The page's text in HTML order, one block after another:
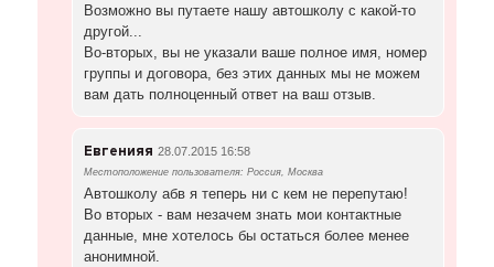
Возможно вы путаете нашу автошколу с какой-то
другой...
Во-вторых, вы не указали ваше полное имя, номер
группы и договора, без этих данных мы не можем
вам дать полноценный ответ на ваш отзыв.
Евгенияя 28.07.2015 16:58
Местоположение пользователя: Россия, Москва
Автошколу абв я теперь ни с кем не перепутаю!
Во вторых - вам незачем знать мои контактные
данные, мне хотелось бы остаться более менее
анонимной.